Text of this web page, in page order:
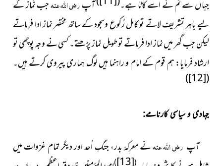
جہاں سے تم نے اسے کاٹا ہے۔
آپرضی اللہ عنہجب نَماز کے
لیے باہر تشریف لاتے تو کامل رُکوع وسجود کے ساتھ مختصر نماز ادا فرماتے
لیکن جب گھر میں نماز ادا فرماتے تو طویل نماز پڑھتے۔ کسی نے وجہ پوچھی تو
ارشاد فرمایا: ہم قوم کے امام و راہنما ہیں لوگ ہماری پیروی کرتے ہیں۔
(
[12]
)
جہادی و سیاسی کارنامے:
آپ رضی اللہ عنہنے معرکۂ بدر، جنگِ اُحد اور دیگر تمام غزوات میں
(
)